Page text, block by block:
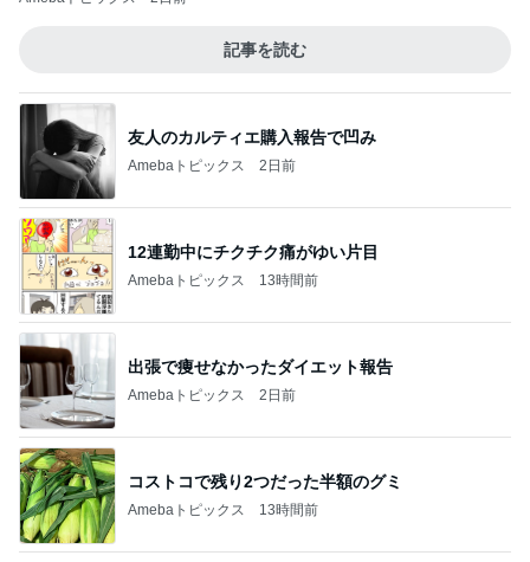
記事を読む
友人のカルティエ購入報告で凹み
Amebaトピックス 2日前
12連勤中にチクチク痛がゆい片目
Amebaトピックス 13時間前
出張で痩せなかったダイエット報告
Amebaトピックス 2日前
コストコで残り2つだった半額のグミ
Amebaトピックス 13時間前